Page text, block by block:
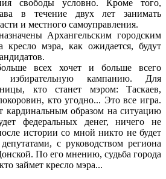
свободы условно. Кроме того,
в течение двух лет занимать
и местного самоуправления.
Архангельским городским
мэра, как ожидается, будут
всех хочет и больше всего
кампанию. Для
кто станет мэром: Таскаев,
кто угодно... Это все игра.
кардинальным образом на ситуацию
федеральных денег, ничего не
истории со мной никто не будет
с руководством региона
По его мнению, судьба города
займет кресло мэра...